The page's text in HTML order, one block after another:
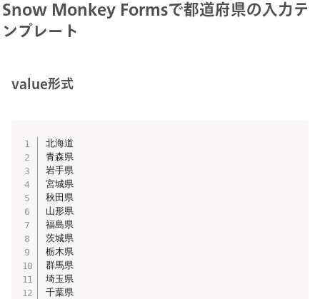
Snow Monkey Formsで都道府県の入力テ
ンプレート
value形式
北海道
青森県
岩手県
宮城県
秋田県
山形県
福島県
茨城県
栃木県
群馬県
埼玉県
千葉県